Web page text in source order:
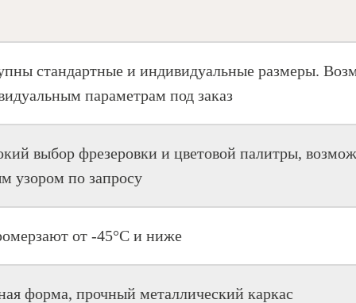
стандартные и индивидуальные размеры.
параметрам под заказ
выбор фрезеровки и цветовой палитры,
узором по запросу
от -45°C и ниже
форма, прочный металлический каркас